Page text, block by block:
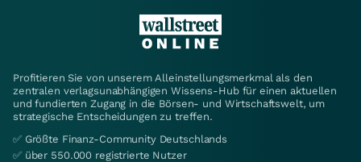
Profitieren Sie von unserem Alleinstellungsmerkmal als den
zentralen verlagsunabhängigen Wissens-Hub für einen aktuellen
und fundierten Zugang in die Börsen- und Wirtschaftswelt, um
strategische Entscheidungen zu treffen.
✅ Größte Finanz-Community Deutschlands
✅ über 550.000 registrierte Nutzer